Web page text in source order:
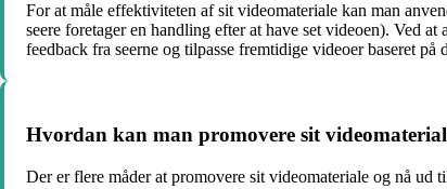
For at måle effektiviteten af sit videomateriale kan man
seere foretager en handling efter at have set videoen). Ved
feedback fra seerne og tilpasse fremtidige videoer baseret
Hvordan kan man promovere sit
Der er flere måder at promovere sit videomateriale og nå